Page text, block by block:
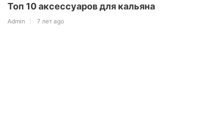
Топ 10 аксессуаров для кальяна
Admin 7 лет ago